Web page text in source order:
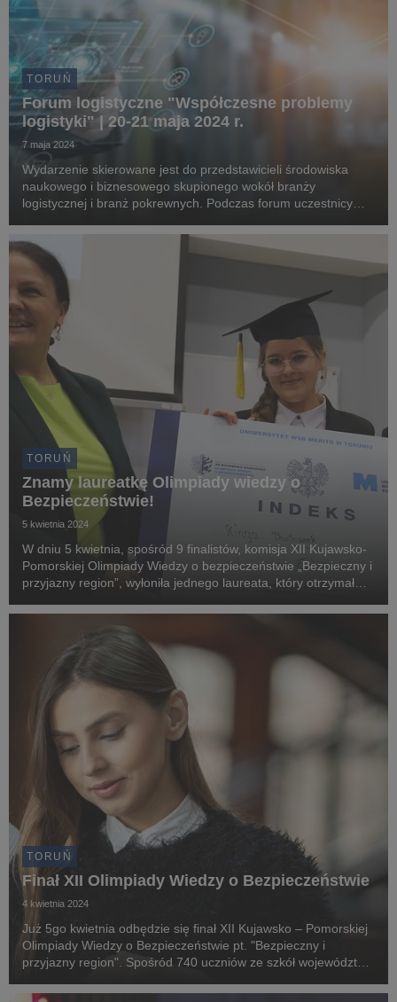
TORUŃ
Forum logistyczne "Współczesne problemy
logistyki" | 20-21 maja 2024 r.
7 maja 2024
Wydarzenie skierowane jest do przedstawicieli środowiska
naukowego i biznesowego skupionego wokół branży
logistycznej i branż pokrewnych. Podczas forum uczestnicy
perspektywami dalszego rozwoju logistyki w praktyce i teor...
TORUŃ
Znamy laureatkę Olimpiady wiedzy o
Bezpieczeństwie!
5 kwietnia 2024
W dniu 5 kwietnia, spośród 9 finalistów, komisja XII Kujawsko-
Pomorskiej Olimpiady Wiedzy o bezpieczeństwie „Bezpieczny i
przyjazny region”, wyłoniła jednego laureata, który otrzymał
Toruniu.
TORUŃ
Finał XII Olimpiady Wiedzy o Bezpieczeństwie
4 kwietnia 2024
Już 5go kwietnia odbędzie się finał XII Kujawsko – Pomorskiej
Olimpiady Wiedzy o Bezpieczeństwie pt. "Bezpieczny i
przyjazny region". Spośród 740 uczniów ze szkół województwa
odbierze nagrodę główną – indeks na st...